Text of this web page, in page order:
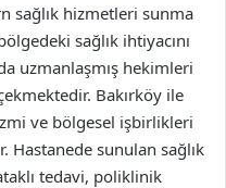
sağlık hizmetleri sunma
sağlık ihtiyacını
uzmanlaşmış hekimleri
Bakırköy ile
ve bölgesel işbirlikleri
Hastanede sunulan sağlık
tedavi, poliklinik